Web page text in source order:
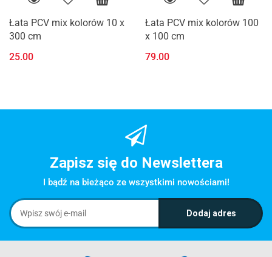
Łata PCV mix kolorów 10 x
300 cm
25.00
Łata PCV mix kolorów 100
x 100 cm
79.00
Zapisz się do Newslettera
I bądź na bieżąco ze wszystkimi nowościami!